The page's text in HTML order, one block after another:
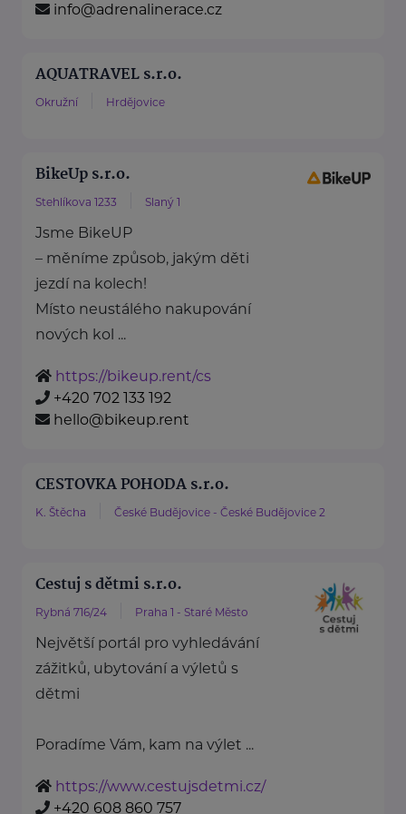
info@adrenalinerace.cz
AQUATRAVEL s.r.o.
Okružní Hrdějovice
BikeUp s.r.o.
Stehlíkova 1233 Slaný 1
Jsme BikeUP
– měníme způsob, jakým děti
jezdí na kolech!
Místo neustálého nakupování
nových kol ...
https://bikeup.rent/cs
+420 702 133 192
hello@bikeup.rent
CESTOVKA POHODA s.r.o.
K. Štěcha České Budějovice - České Budějovice 2
Cestuj s dětmi s.r.o.
Rybná 716/24 Praha 1 - Staré Město
Největší portál pro vyhledávání
zážitků, ubytování a výletů s
dětmi
Poradíme Vám, kam na výlet ...
https://www.cestujsdetmi.cz/
+420 608 860 757